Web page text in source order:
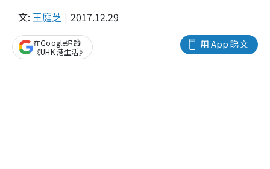
文: 王庭芝 2017.12.29
用 App 睇文
在Google追蹤
《UHK 港生活》